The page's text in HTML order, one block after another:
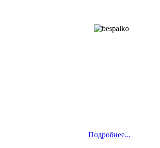
Подробнее...